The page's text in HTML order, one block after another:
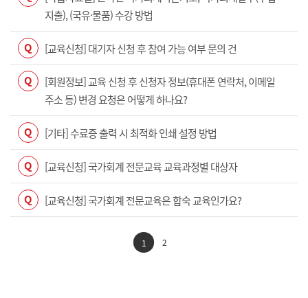
지출), (국유·물품) 수강 방법
Q [교육신청] 대기자 신청 후 참여 가능 여부 문의 건
Q
[회원정보] 교육 신청 후 신청자 정보(휴대폰 연락처, 이메일
주소 등) 변경 요청은 어떻게 하나요?
Q [기타] 수료증 출력 시 최적화 인쇄 설정 방법
Q [교육신청] 국가회계 전문교육 교육과정별 대상자
Q [교육신청] 국가회계 전문교육은 합숙 교육인가요?
1 2